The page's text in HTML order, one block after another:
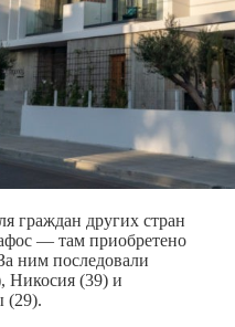
граждан других стран
— там приобретено
ним последовали
Никосия (39) и
(29).